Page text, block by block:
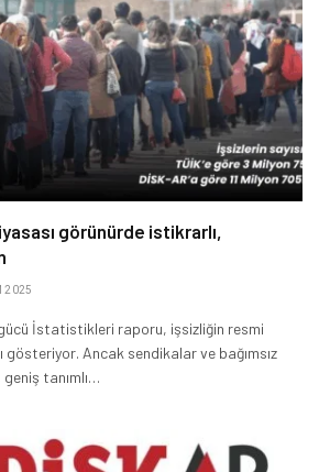
görünürde istikrarlı,
2025
İstatistikleri raporu, işsizliğin resmi
gösteriyor. Ancak sendikalar ve bağımsız
tanımlı…